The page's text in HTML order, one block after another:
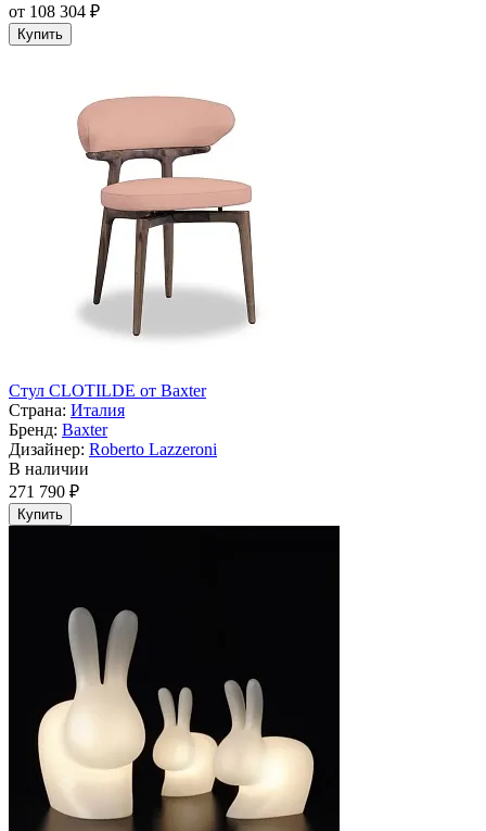
от 108 304 ₽
Купить
Стул CLOTILDE от Baxter
Страна: Италия
Бренд: Baxter
Дизайнер: Roberto Lazzeroni
В наличии
271 790 ₽
Купить